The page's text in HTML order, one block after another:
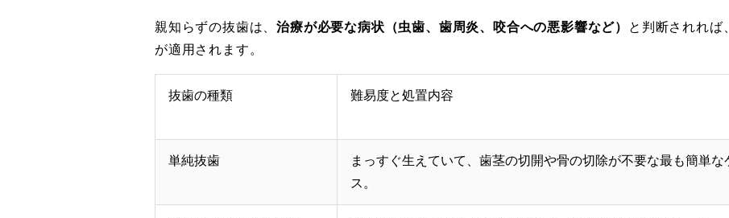
親知らずの抜歯は、治療が必要な病状（虫歯、歯周炎、咬合への悪影響など）
と判断されれば
が適用されます。
抜歯の種類 難易度と処置内容
単純抜歯
まっすぐ生えていて、歯茎の切開や骨の切除が不要な最も簡単な
ス。